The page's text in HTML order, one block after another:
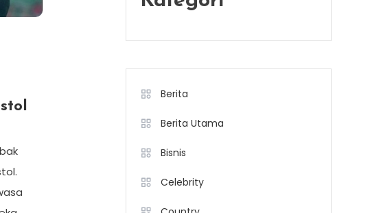
Berita
Berita Utama
Bisnis
Celebrity